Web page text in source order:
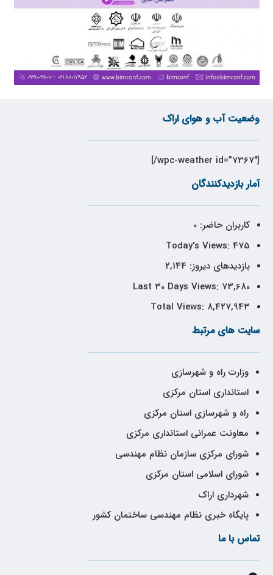
وضعیت آب و هوای اراک
[wpc-weather id=”7367″/]
آمار بازدیدکنندگان
کاربران حاضر:0
Today's Views: 475
بازدیدهای دیروز: 2,144
Last 30 Days Views: 73,680
Total Views: 8,427,943
سایت های مرتبط
وزارت راه و شهرسازی
استانداری استان مرکزی
راه و شهرسازی استان مرکزی
معاونت عمرانی استانداری مرکزی
شورای مرکزی سازمان نظام مهندسی
شورای اسلامی استان مرکزی
شهرداری اراک
پایگاه خبری نظام مهندسی ساختمان کشور
تماس با ما